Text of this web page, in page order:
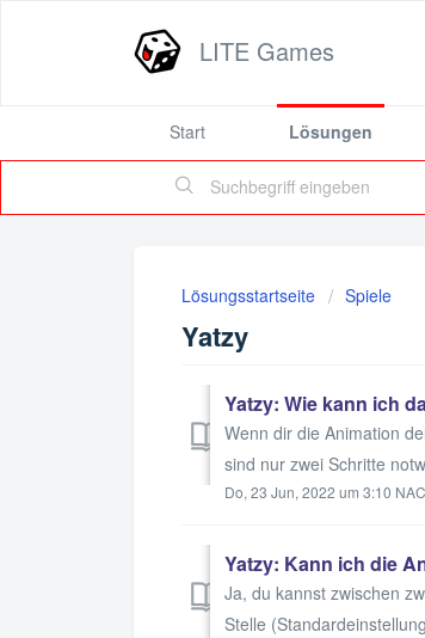
LITE Games
Start Lösungen
Lösungsstartseite Spiele
Yatzy
Yatzy: Wie kann ich
Wenn dir die Animation
sind nur zwei Schritte
Do, 23 Jun, 2022 um 3:10
Yatzy: Kann ich die
Ja, du kannst zwischen
Stelle